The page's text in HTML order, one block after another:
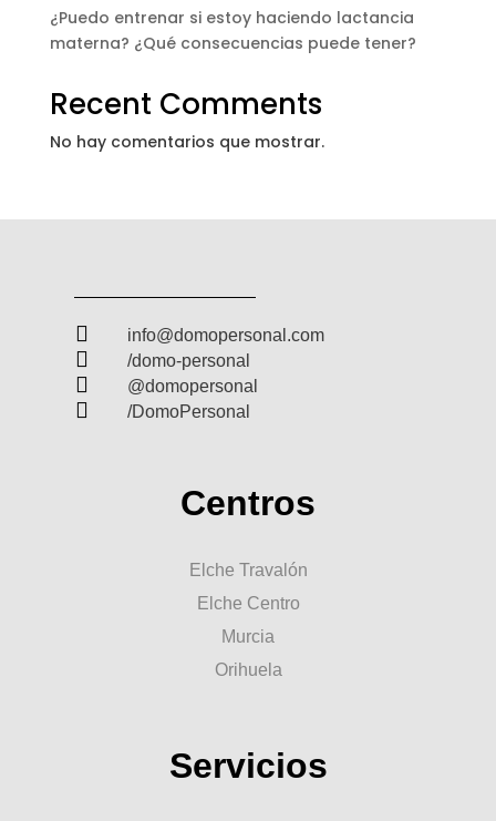
¿Puedo entrenar si estoy haciendo lactancia
materna? ¿Qué consecuencias puede tener?
Recent Comments
No hay comentarios que mostrar.
 info@domopersonal.com
 /domo-personal
 @domopersonal
 /DomoPersonal
Centros
Elche Travalón
Elche Centro
Murcia
Orihuela
Servicios